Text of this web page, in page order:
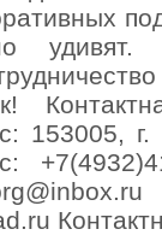
удивят.
153005,